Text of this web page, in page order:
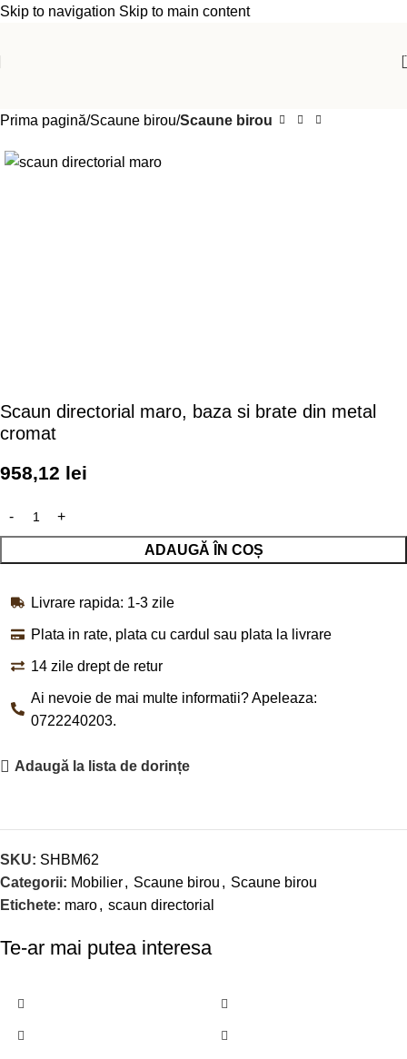
Skip to navigation Skip to main content
Prima pagină Scaune birou Scaune birou
Scaun directorial maro, baza si brate din metal
cromat
958,12 lei
ADAUGĂ ÎN COȘ
Livrare rapida: 1-3 zile
Plata in rate, plata cu cardul sau plata la livrare
14 zile drept de retur
Ai nevoie de mai multe informatii? Apeleaza:
0722240203.
Adaugă la lista de dorințe
SKU: SHBM62
Categorii: Mobilier, Scaune birou , Scaune birou
Etichete: maro, scaun directorial
Te-ar mai putea interesa